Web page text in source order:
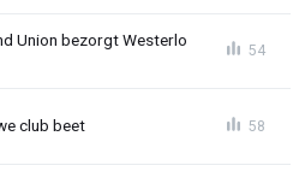
Union bezorgt Westerlo
54
club beet 58